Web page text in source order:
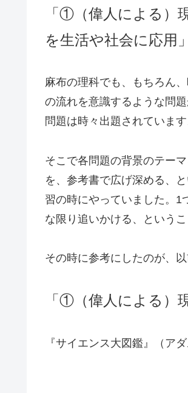
「①（偉人による
を生活や社会に応用」
麻布の理科でも、もちろん
の流れを意識するような問
問題は時々出題されていま
そこで各問題の背景のテー
を、参考書で広げ深める、
習の時にやっていました。1
な限り追いかける、というこ
その時に参考にしたのが、
「①（偉人による）
『サイエンス大図鑑』（ア